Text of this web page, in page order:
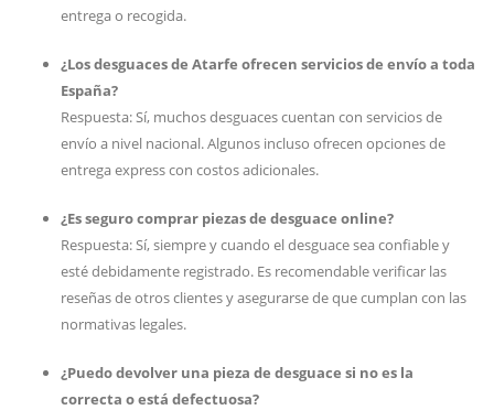
entrega o recogida.
¿Los desguaces de Atarfe ofrecen servicios de envío a toda
España?
Respuesta: Sí, muchos desguaces cuentan con servicios de
envío a nivel nacional. Algunos incluso ofrecen opciones de
entrega express con costos adicionales.
¿Es seguro comprar piezas de desguace online?
Respuesta: Sí, siempre y cuando el desguace sea confiable y
esté debidamente registrado. Es recomendable verificar las
reseñas de otros clientes y asegurarse de que cumplan con las
normativas legales.
¿Puedo devolver una pieza de desguace si no es la
correcta o está defectuosa?